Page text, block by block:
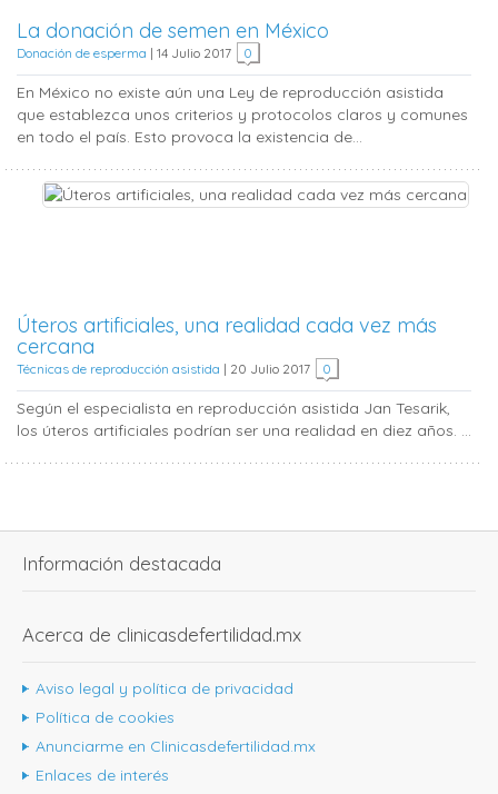
La donación de semen en México
Donación de esperma | 14 Julio 2017 0
En México no existe aún una Ley de reproducción asistida
que establezca unos criterios y protocolos claros y comunes
en todo el país. Esto provoca la existencia de...
Úteros artificiales, una realidad cada vez más
cercana
Técnicas de reproducción asistida | 20 Julio 2017 0
Según el especialista en reproducción asistida Jan Tesarik,
los úteros artificiales podrían ser una realidad en diez años. ...
Información destacada
Acerca de clinicasdefertilidad.mx
Aviso legal y política de privacidad
Política de cookies
Anunciarme en Clinicasdefertilidad.mx
Enlaces de interés